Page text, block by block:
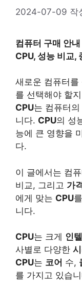
2024-07-09 작
컴퓨터 구매 안
CPU, 성능 비교,
새로운 컴퓨터를
를 선택해야 할
CPU는 컴퓨터
니다. CPU의 성
능에 큰 영향을
다.
이 글에서는 컴
비교, 그리고 가
에게 맞는 CPU
니다.
CPU는 크게 인텔
사별로 다양한
CPU는 코어 수,
를 가지고 있습